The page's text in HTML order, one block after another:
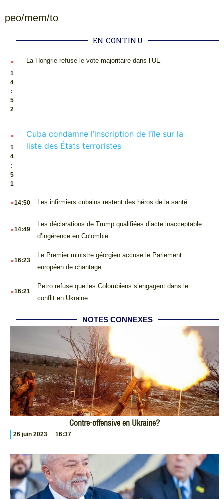
peo/mem/to
EN CONTINU
.
1
4
:
5
2
La Hongrie refuse le vote majoritaire dans l’UE
.
1
4
:
5
1
Cuba condamne l’inscription de l’île sur la
liste des États terroristes
.14:50 Les infirmiers cubains restent des héros de la santé
.14:49
Les déclarations de Trump qualifiées d’acte inacceptable
d’ingérence en Colombie
.16:23
Le Premier ministre géorgien accuse le Parlement
européen de chantage
.16:21
Petro refuse que les Colombiens s’engagent dans le
conflit en Ukraine
NOTES CONNEXES
Contre-offensive en Ukraine?
26 juin 2023 16:37